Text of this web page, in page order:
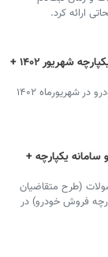
ارائه کرد.
ثبت‌ نام خودرو سامانه یکپارچه شهریور ۱۴۰۲ +
نوبت سوم ثبت‌ نام سامانه یکپارچه خودرو در شهریورماه ۱۴۰۲
یکپارچه +
(طرح متقاضیان
فروش خودرو) در